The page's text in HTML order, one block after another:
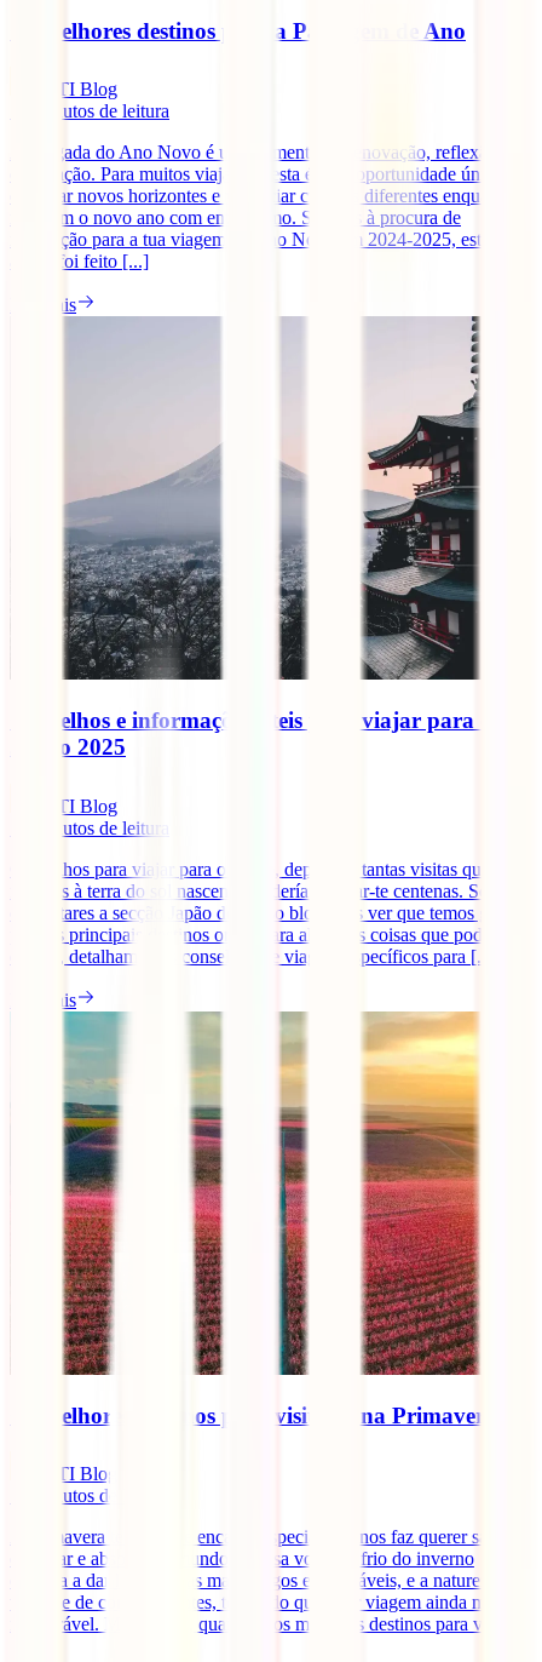
Os melhores destinos para a Passagem de Ano
IATI Blog
minutos de leitura
A chegada do Ano Novo é um momento de renovação, reflexão e
celebração. Para muitos viajantes, esta é uma oportunidade única de
explorar novos horizontes e vivenciar culturas diferentes enquanto
recebem o novo ano com entusiasmo. Se estás à procura de
inspiração para a tua viagem de Ano Novo em 2024-2025, este
artigo foi feito [...]
Ler mais
Conselhos e informações úteis para viajar para o
Japão 2025
IATI Blog
minutos de leitura
Conselhos para viajar para o Japão, depois de tantas visitas que já
fizemos à terra do sol nascente, poderíamos dar-te centenas. Se
consultares a secção Japão do nosso blog, vais ver que temos guias
para os principais destinos onde, para além das coisas que podes ver
e fazer, detalhamos os conselhos de viagem específicos para [...]
Ler mais
Os melhores destinos para visitares na Primavera
IATI Blog
minutos de leitura
A Primavera tem aquele encanto especial que nos faz querer sair,
explorar e absorver o mundo à nossa volta. O frio do inverno
começa a dar lugar a dias mais longos e agradáveis, e a natureza
veste-se de cores vibrantes, tornando qualquer viagem ainda mais
memorável. Mas, afinal, quais são os melhores destinos para viajar